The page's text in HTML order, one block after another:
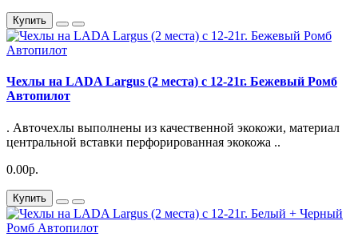
Купить
Чехлы на LADA Largus (2 места) c 12-21г. Бежевый Ромб
Автопилот
. Авточехлы выполнены из качественной экокожи, материал
центральной вставки перфорированная экокожа ..
0.00р.
Купить